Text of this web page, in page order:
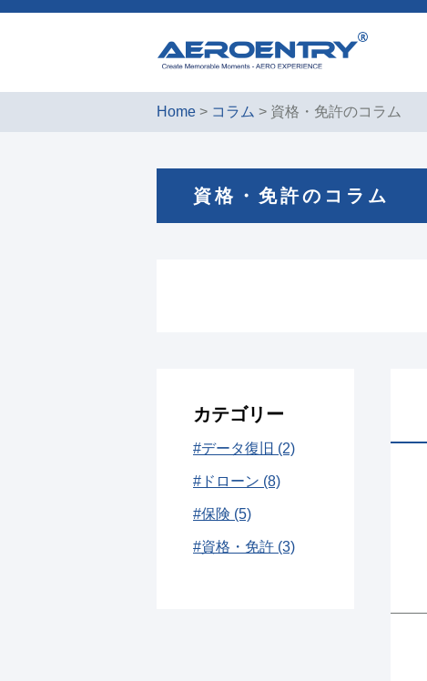
Home > コラム > 資格・免許のコラム
資格・免許のコラム
カテゴリー
#データ復旧 (2)
#ドローン (8)
#保険 (5)
#資格・免許 (3)